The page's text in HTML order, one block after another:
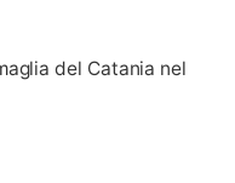
del Catania nel